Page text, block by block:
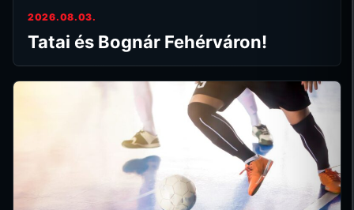
2026.08.03.
Tatai és Bognár Fehérváron!